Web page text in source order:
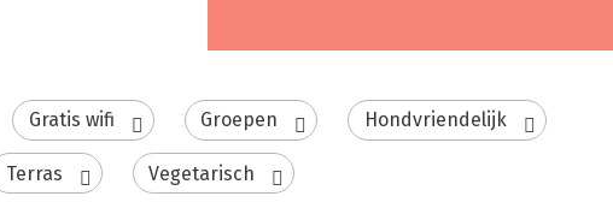
Gratis wifi Groepen Hondvriendelijk
Terras Vegetarisch